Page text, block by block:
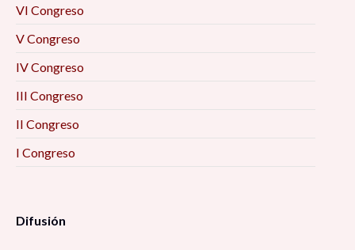
VI Congreso
V Congreso
IV Congreso
III Congreso
II Congreso
I Congreso
Difusión